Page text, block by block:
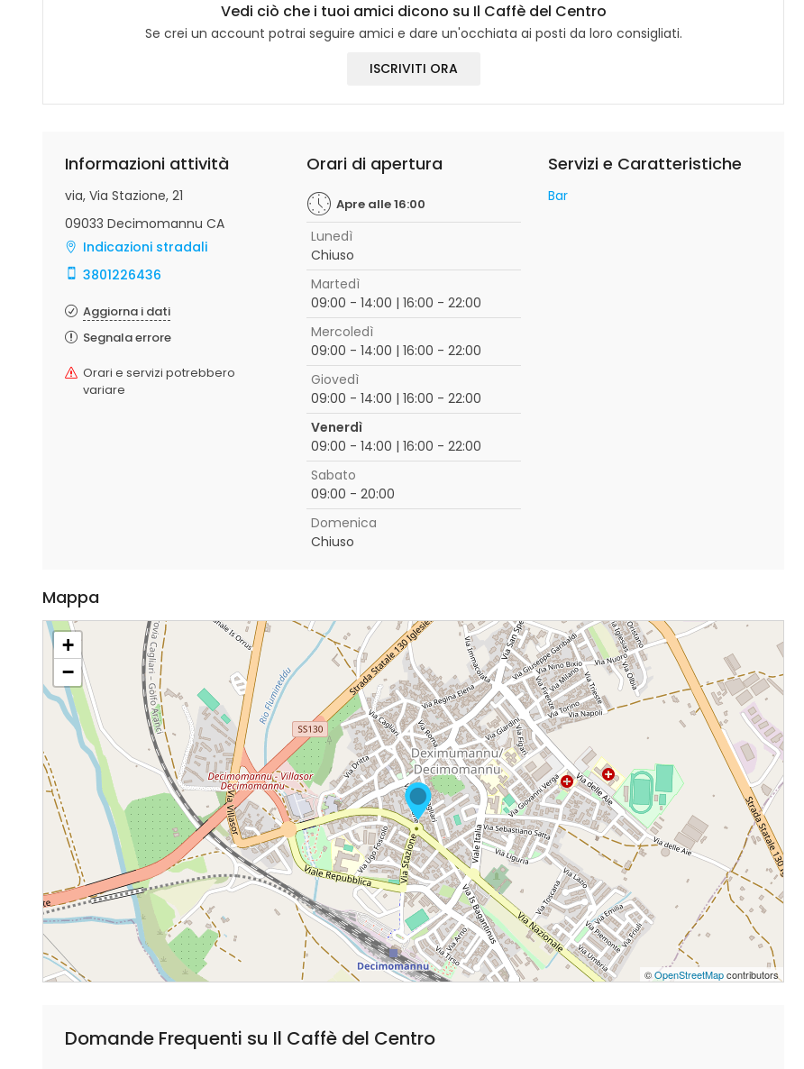
Vedi ciò che i tuoi amici dicono su Il Caffè del Centro
Se crei un account potrai seguire amici e dare un'occhiata ai posti da loro consigliati.
ISCRIVITI ORA
Informazioni attività
via, Via Stazione, 21
09033 Decimomannu CA
Indicazioni stradali
3801226436
Aggiorna i dati
Segnala errore
Orari e servizi potrebbero
variare
Orari di apertura
Apre alle 16:00
Lunedì
Chiuso
Martedì
09:00 - 14:00 | 16:00 - 22:00
Mercoledì
09:00 - 14:00 | 16:00 - 22:00
Giovedì
09:00 - 14:00 | 16:00 - 22:00
Venerdì
09:00 - 14:00 | 16:00 - 22:00
Sabato
09:00 - 20:00
Domenica
Chiuso
Servizi e Caratteristiche
Bar
Mappa
+
−
©OpenStreetMapcontributors
Domande Frequenti su Il Caffè del Centro